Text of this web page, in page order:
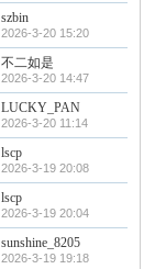
szbin
2026-3-20 15:20
不二如是
2026-3-20 14:47
LUCKY_PAN
2026-3-20 11:14
lscp
2026-3-19 20:08
lscp
2026-3-19 20:04
sunshine_8205
2026-3-19 19:18